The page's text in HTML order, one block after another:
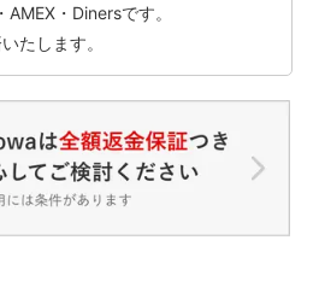
・Dinersです。
たします。